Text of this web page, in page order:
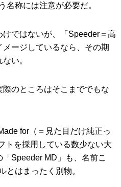
名称には注意が必要だ。
ではないが、「Speeder＝高
ージしているなら、その期
い。
のところはそこまででもな
for（＝見た目だけ純正っ
トを採用している数少ない大
Speeder MD」も、名前こ
とはまったく別物。